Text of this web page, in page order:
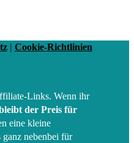
| Cookie-Richtlinien
Links. Wenn ihr
der Preis für
eine kleine
nebenbei für